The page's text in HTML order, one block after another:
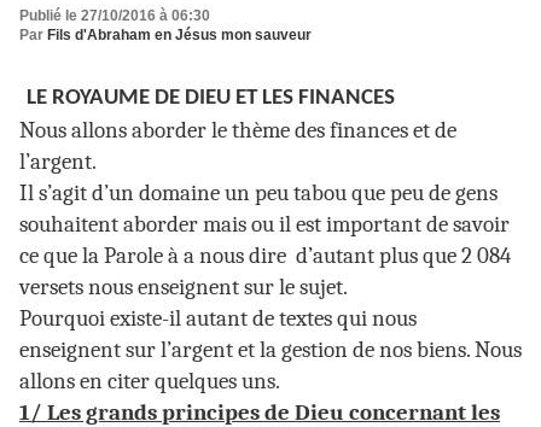
Publié le 27/10/2016 à 06:30
Par Fils d'Abraham en Jésus mon sauveur
LE ROYAUME DE DIEU ET LES FINANCES
Nous allons aborder le thème des finances et de
l’argent.
Il s’agit d’un domaine un peu tabou que peu de gens
souhaitent aborder mais ou il est important de savoir
ce que la Parole à a nous dire d’autant plus que 2 084
versets nous enseignent sur le sujet.
Pourquoi existe-il autant de textes qui nous
enseignent sur l’argent et la gestion de nos biens. Nous
allons en citer quelques uns.
1/ Les grands principes de Dieu concernant les